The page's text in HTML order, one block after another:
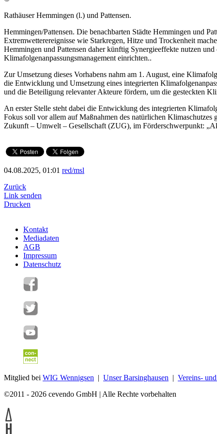
Rathäuser Hemmingen (l.) und Pattensen.
Hemmingen/Pattensen. Die benachbarten Städte Hemmingen und
Extremwetterereignisse wie Starkregen, Hitze und Trockenheit
Hemmingen und Pattensen daher künftig Synergieeffekte nutzen
Klimafolgenanpassungsmanagement einrichten..
Zur Umsetzung dieses Vorhabens nahm am 1. August, eine
die Entwicklung und Umsetzung eines integrierten
und die Beteiligung relevanter Akteure fördern, um die gesteckten
An erster Stelle steht dabei die Entwicklung des integrierten
Fokus soll vor allem auf Maßnahmen des natürlichen
Zukunft – Umwelt – Gesellschaft (ZUG), im Förderschwerpunkt:
04.08.2025, 01:01 red/msl
Zurück
Link senden
Drucken
Kontakt
Mediadaten
AGB
Impressum
Datenschutz
Mitglied bei WIG Wennigsen | Unser Barsinghausen | Vereins-
©2011 - 2026 cevendo GmbH | Alle Rechte vorbehalten